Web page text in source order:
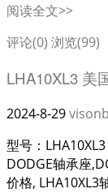
阅读全文>>
评论(0) 浏览(99)
LHA10XL3 美
2024-8-29
型号：
DODGE轴承座
价格, LHA10XL3